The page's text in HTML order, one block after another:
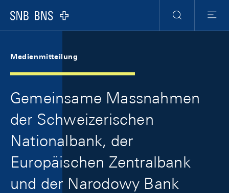
Logo
Suche
Menu
Medienmitteilung
Gemeinsame Massnahmen
der Schweizerischen
Nationalbank, der
Europäischen Zentralbank
und der Narodowy Bank